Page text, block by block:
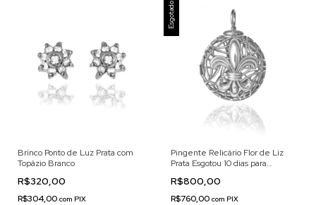
Brinco Ponto de Luz Prata com
Topázio Branco
R$320,00
R$304,00 com PIX
Esgotado
Pingente Relicário Flor de Liz
Prata Esgotou 10 dias para
R$800,00
R$760,00 com PIX